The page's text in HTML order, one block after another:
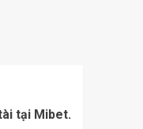
tại Mibet.